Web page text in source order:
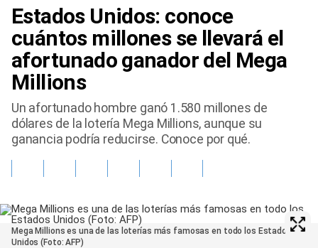
Respuestas
Gente
Tendencias Mix
Sports
Estados Unidos: conoce
cuántos millones se llevará el
afortunado ganador del Mega
Millions
Un afortunado hombre ganó 1.580 millones de
dólares de la lotería Mega Millions, aunque su
ganancia podría reducirse. Conoce por qué.
Mega Millions es una de las loterías más famosas en todo los Estados
Unidos (Foto: AFP)